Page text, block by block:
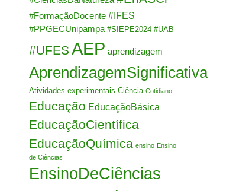
#FormaçãoDocente #IFES
#PPGECUnipampa #SIEPE2024 #UAB
#UFES AEP aprendizagem
AprendizagemSignificativa
Atividades experimentais Ciência Cotidiano
Educação EducaçãoBásica
EducaçãoCientífica
EducaçãoQuímica ensino Ensino
de Ciências
EnsinoDeCiências